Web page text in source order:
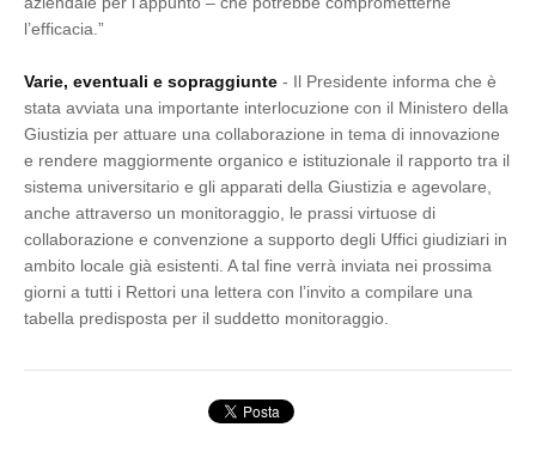
l’efficacia.”
Varie, eventuali e sopraggiunte - Il Presidente informa che è
stata avviata una importante interlocuzione con il Ministero della
Giustizia per attuare una collaborazione in tema di innovazione
e rendere maggiormente organico e istituzionale il rapporto tra il
sistema universitario e gli apparati della Giustizia e agevolare,
anche attraverso un monitoraggio, le prassi virtuose di
collaborazione e convenzione a supporto degli Uffici giudiziari in
ambito locale già esistenti. A tal fine verrà inviata nei prossima
giorni a tutti i Rettori una lettera con l’invito a compilare una
tabella predisposta per il suddetto monitoraggio.